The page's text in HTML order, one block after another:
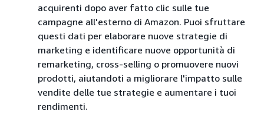
acquirenti dopo aver fatto clic sulle tue
campagne all'esterno di Amazon. Puoi sfruttare
questi dati per elaborare nuove strategie di
marketing e identificare nuove opportunità di
remarketing, cross-selling o promuovere nuovi
prodotti, aiutandoti a migliorare l'impatto sulle
vendite delle tue strategie e aumentare i tuoi
rendimenti.